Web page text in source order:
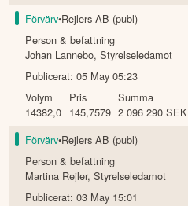
Förvärv•Rejlers AB (publ)
Person & befattning
Johan Lannebo,Styrelseledamot
Publicerat:05 May 05:23
Volym
14382,0
Pris
145,7579
Summa
2 096 290 SEK
Förvärv•Rejlers AB (publ)
Person & befattning
Martina Rejler,Styrelseledamot
Publicerat:03 May 15:01